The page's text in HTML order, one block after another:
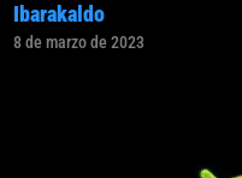
Ibarakaldo
8 de marzo de 2023